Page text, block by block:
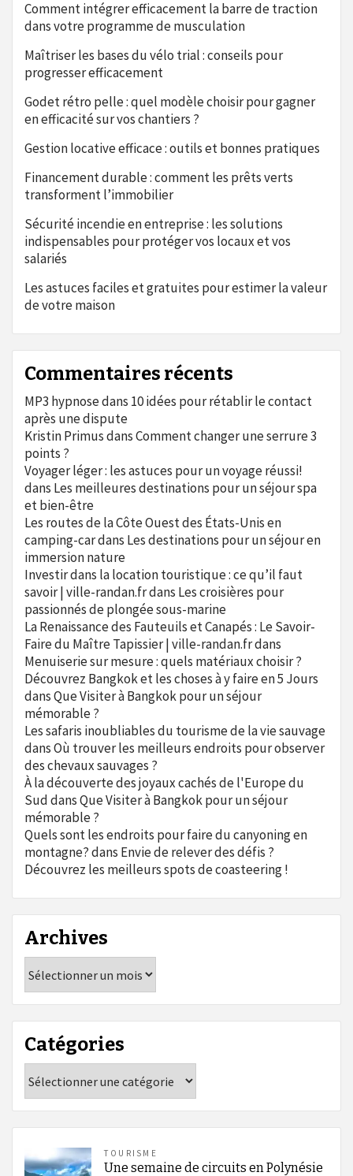
Comment intégrer efficacement la barre de traction
dans votre programme de musculation
Maîtriser les bases du vélo trial : conseils pour
progresser efficacement
Godet rétro pelle : quel modèle choisir pour gagner
en efficacité sur vos chantiers ?
Gestion locative efficace : outils et bonnes pratiques
Financement durable : comment les prêts verts
transforment l’immobilier
Sécurité incendie en entreprise : les solutions
indispensables pour protéger vos locaux et vos
salariés
Les astuces faciles et gratuites pour estimer la valeur
de votre maison
Commentaires récents
MP3 hypnosedans 10 idées pour rétablir le contact
après une dispute
Kristin PrimusdansComment changer une serrure 3
points ?
Voyager léger : les astuces pour un voyage réussi!
dans Les meilleures destinations pour un séjour spa
et bien-être
Les routes de la Côte Ouest des États-Unis en
camping-cardans Les destinations pour un séjour en
immersion nature
Investir dans la location touristique : ce qu’il faut
savoir | ville-randan.frdans Les croisières pour
passionnés de plongée sous-marine
La Renaissance des Fauteuils et Canapés : Le Savoir-
Faire du Maître Tapissier | ville-randan.frdans
Menuiserie sur mesure : quels matériaux choisir ?
Découvrez Bangkok et les choses à y faire en 5 Jours
dansQue Visiter à Bangkok pour un séjour
mémorable ?
Les safaris inoubliables du tourisme de la vie sauvage
dansOù trouver les meilleurs endroits pour observer
des chevaux sauvages ?
À la découverte des joyaux cachés de l'Europe du
SuddansQue Visiter à Bangkok pour un séjour
mémorable ?
Quels sont les endroits pour faire du canyoning en
montagne?dans Envie de relever des défis ?
Découvrez les meilleurs spots de coasteering !
Archives
Catégories
TOURISME
Une semaine de circuits en Polynésie